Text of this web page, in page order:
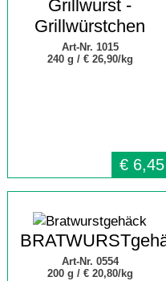
Grillwurst -
Grillwürstchen
Art-Nr. 1015
240 g / € 26,90/kg
€ 6,45
Art-Nr. 0554
200 g / € 20,80/kg